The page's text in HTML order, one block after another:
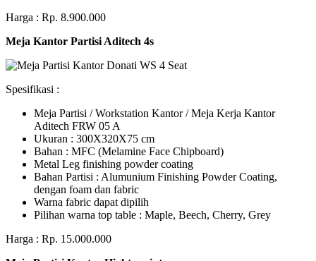
Harga : Rp. 8.900.000
Meja Kantor Partisi Aditech 4s
Spesifikasi :
Meja Partisi / Workstation Kantor / Meja Kerja Kantor
Aditech FRW 05 A
Ukuran : 300X320X75 cm
Bahan : MFC (Melamine Face Chipboard)
Metal Leg finishing powder coating
Bahan Partisi : Alumunium Finishing Powder Coating,
dengan foam dan fabric
Warna fabric dapat dipilih
Pilihan warna top table : Maple, Beech, Cherry, Grey
Harga : Rp. 15.000.000